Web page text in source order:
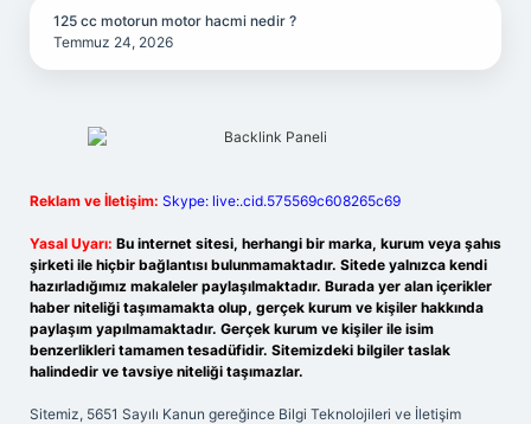
125 cc motorun motor hacmi nedir ?
Temmuz 24, 2026
Reklam ve İletişim: Skype: live:.cid.575569c608265c69
Yasal Uyarı: Bu internet sitesi, herhangi bir marka, kurum veya şahıs
şirketi ile hiçbir bağlantısı bulunmamaktadır. Sitede yalnızca kendi
hazırladığımız makaleler paylaşılmaktadır. Burada yer alan içerikler
haber niteliği taşımamakta olup, gerçek kurum ve kişiler hakkında
paylaşım yapılmamaktadır. Gerçek kurum ve kişiler ile isim
benzerlikleri tamamen tesadüfidir. Sitemizdeki bilgiler taslak
halindedir ve tavsiye niteliği taşımazlar.
Sitemiz, 5651 Sayılı Kanun gereğince Bilgi Teknolojileri ve İletişim